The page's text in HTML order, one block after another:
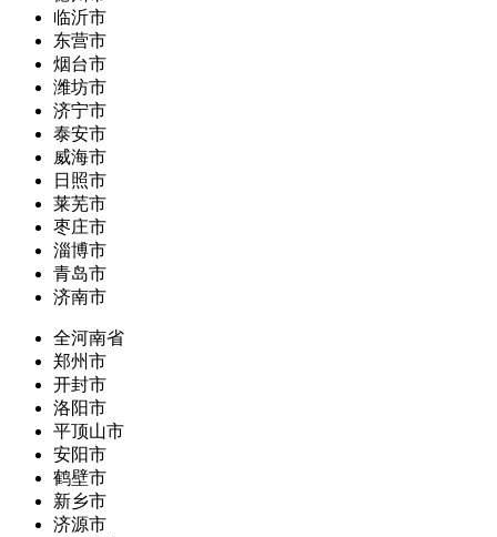
临沂市
东营市
烟台市
潍坊市
济宁市
泰安市
威海市
日照市
莱芜市
枣庄市
淄博市
青岛市
济南市
全河南省
郑州市
开封市
洛阳市
平顶山市
安阳市
鹤壁市
新乡市
济源市